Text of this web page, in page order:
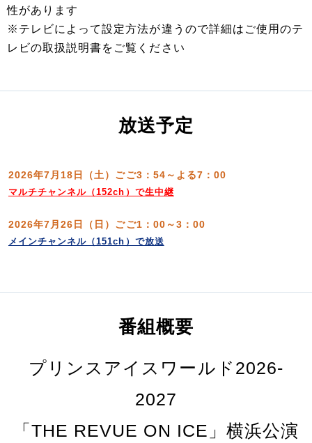
性があります
※テレビによって設定方法が違うので詳細はご使用のテ
レビの取扱説明書をご覧ください
放送予定
2026年7月18日（土）ごご3：54～よる7：00
マルチチャンネル（152ch）で生中継
2026年7月26日（日）ごご1：00～3：00
メインチャンネル（151ch）で放送
番組概要
プリンスアイスワールド2026-
2027
「THE REVUE ON ICE」横浜公演